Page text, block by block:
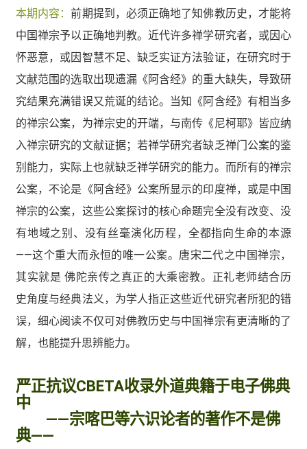
本期内容：前期提到，必须正确地了知佛教历史，才能将
中国禅宗予以正确地判教。近代许多禅学研究者，或因心
怀恶意，或因智慧不足、缺乏实证方法验证，在研究时于
文献范围的选取出现遗漏《阿含经》的重大缺失，导致研
究结果充满错误又荒诞的结论。当知《阿含经》有相当多
的禅宗公案，为禅宗史的开端，与南传《尼柯耶》皆应纳
入禅宗研究的文献证据；若禅学研究者缺乏禅门公案的鉴
别能力，实际上也就缺乏禅学研究的能力。而所有的禅宗
公案，不论是《阿含经》公案所显示的印度禅，或是中国
禅宗的公案，这些公案探讨的核心命题完全没有改变、没
有地域之别、没有丝毫演化历程，全都指向生命的本源
——这个重大而永恒的唯一公案。唐宋二代之中国禅宗，
其实就是 佛陀亲传之真正的大乘密教。正礼老师结合历
史角度与经典法义，为学人指正这些近代研究者所犯的错
误，细心阅读不仅可对佛教历史与中国禅宗有更清晰的了
解，也能提升思辨能力。
严正抗议CBETA收录外道典籍于电子佛典
中
——宗喀巴等六识论者的著作不是佛
典——